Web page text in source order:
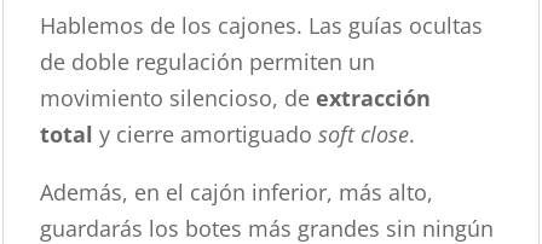
Hablemos de los cajones. Las guías ocultas
de doble regulación permiten un
movimiento silencioso, de extracción
total y cierre amortiguadosoft close.
Además, en el cajón inferior, más alto,
guardarás los botes más grandes sin ningún